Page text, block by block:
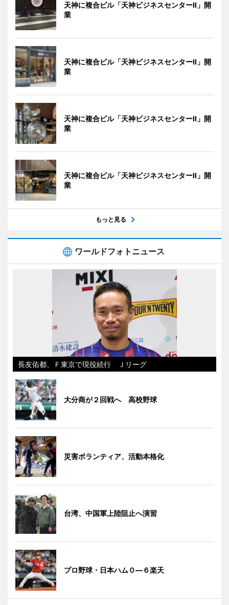
天神に複合ビル「天神ビジネスセンターII」開
業
天神に複合ビル「天神ビジネスセンターII」開
業
天神に複合ビル「天神ビジネスセンターII」開
業
天神に複合ビル「天神ビジネスセンターII」開
業
もっと見る
ワールドフォトニュース
長友佑都、Ｆ東京で現役続行 Ｊリーグ
大分商が２回戦へ 高校野球
災害ボランティア、活動本格化
台湾、中国軍上陸阻止へ演習
プロ野球・日本ハム０―６楽天